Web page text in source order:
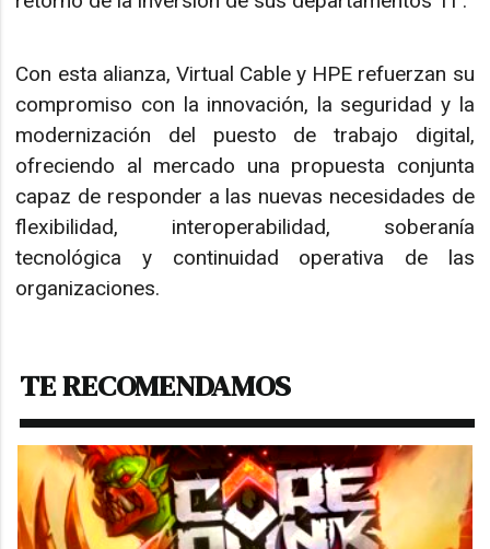
Con esta alianza, Virtual Cable y HPE refuerzan su
compromiso con la innovación, la seguridad y la
modernización del puesto de trabajo digital,
ofreciendo al mercado una propuesta conjunta
capaz de responder a las nuevas necesidades de
flexibilidad, interoperabilidad, soberanía
tecnológica y continuidad operativa de las
organizaciones.
TE RECOMENDAMOS